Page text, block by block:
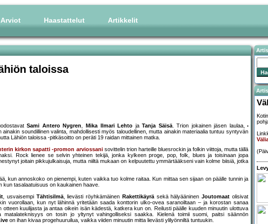
Arviot Haastattelut Artikkelit
taloissa
Sami Antero Nygren, Mika Ilmari Lehto jaTanja Säisä. Trion jokainen jäsen laulaa,
soundillinen valinta, mahdollisesti myös taloudellinen, mutta ainakin materiaalia tuntuu syntyvän
Lähiön taloissa -pitkäsoitto on peräti 19 raidan mittainen matka.
kirkon sapatti -promon arviossanisovittelin trion harteille bluesrockin ja folkin viittoja, mutta tällä
Rock lienee se selvin yhteinen tekijä, jonka kylkeen proge, pop, folk, blues ja toisinaan jopa
joitain pikkujulkaisuja, mutta niiltä mukaan on kelpuutettu ymmärtääkseni vain kolme biisiä, jotka
kun annoskoko on pienempi, kuten vaikka tuo kolme raitaa. Kun mittaa sen sijaan on päälle tunnin ja
kun tasalaatuisuus on kaukainen haave.
, usvaisempi Tähtisilmä, lievästi röyhkämäinen Rakettikäyräsekä hälyääninenJoutomaat olisivat
vuorollaan, kun nyt lähinnä yritetään saada konttorin ulko-ovea saranoiltaan – ja korostan sanaa
otteen kuulijasta ja antaa oikein isän kädestä, katkera kun on. Reilusti päälle kuuden minuutin ulottuva
on tosin jo yltynyt vahingolliseksi saakka. Kielenä toimii suomi, paitsi säännön
on ihan kivaa progehuuruilua, vaikka viiden minuutin mitta lievästi ylilyönniltä tuntuukin.